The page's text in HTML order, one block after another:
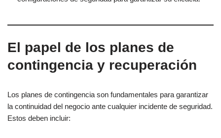
El papel de los planes de
contingencia y recuperación
Los planes de contingencia son fundamentales para garantizar
la continuidad del negocio ante cualquier incidente de seguridad.
Estos deben incluir: